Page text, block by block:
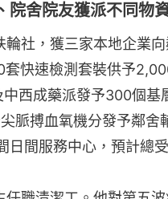
院舍院友獲派不同物
社，獲三家本地企業
快速檢測套裝供予
西成藥派發予300個基
脈搏血氧機分發予鄰舍
日間服務中心，預計總